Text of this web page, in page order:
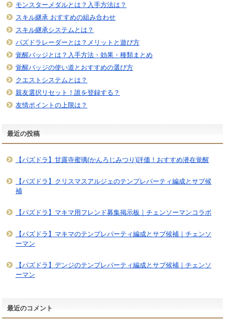
モンスターメダルとは？入手方法は？
スキル継承 おすすめの組み合わせ
スキル継承システムとは？
パズドラレーダーとは？メリットと遊び方
覚醒バッジとは？入手方法・効果・種類まとめ
覚醒バッジの使い道とおすすめの選び方
クエストシステムとは？
親友選択リセット！誰を登録する？
友情ポイントの上限は？
最近の投稿
【パズドラ】甘露寺蜜璃(かんろじみつり)評価！おすすめ潜在覚醒
【パズドラ】クリスマスアルジェのテンプレパーティ編成とサブ候
補
【パズドラ】マキマ用フレンド募集掲示板｜チェンソーマンコラボ
【パズドラ】マキマのテンプレパーティ編成とサブ候補｜チェンソ
ーマン
【パズドラ】デンジのテンプレパーティ編成とサブ候補｜チェンソ
ーマン
最近のコメント